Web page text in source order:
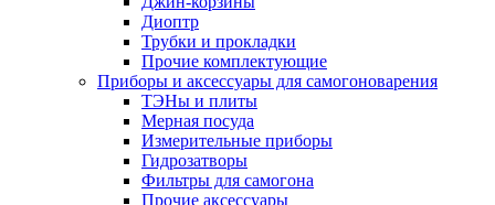
Диоптр
Трубки и прокладки
Прочие комплектующие
Приборы и аксессуары для самогоноварения
ТЭНы и плиты
Мерная посуда
Измерительные приборы
Гидрозатворы
Фильтры для самогона
Прочие аксессуары